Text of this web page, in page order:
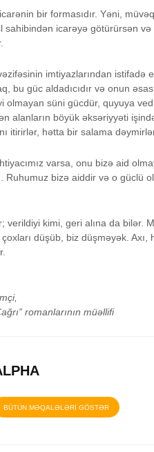
bir formasıdır. Yəni,
sahibindən icarəyə götürürsən
imtiyazlarından istifadə
bu güc aldadıcıdır və onun
olmayan süni gücdür, quyuya
alanların böyük əksəriyyəti
itirirlər, hətta bir salama
varsa, onu bizə aid
Ruhumuz bizə aiddir və o güclü
verildiyi kimi, geri alına da bilər.
düşüb, biz düşməyək.
romanlarının müəllifi
BÜTÜN MƏQALƏLƏRİ GÖSTƏR